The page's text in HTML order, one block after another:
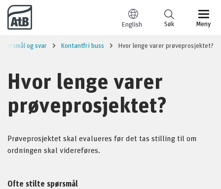
Til innhold
English Meny
Søk
Spørsmål og svar Kontantfri buss Hvor lenge varer prøveprosjektet?
Hvor lenge varer
prøveprosjektet?
Prøveprosjektet skal evalueres før det tas stilling til om
ordningen skal videreføres.
Ofte stilte spørsmål